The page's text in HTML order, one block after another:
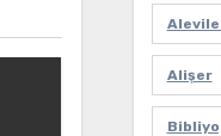
Alişer